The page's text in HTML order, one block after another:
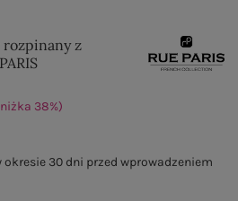
rozpinany z
38%)
30 dni przed wprowadzeniem